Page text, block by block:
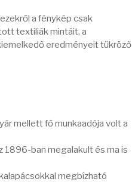
a fénykép csak
textiliák mintáit, a
eredményeit tükröző
mellett fő munkaadója volt a
1896-ban megalakult és ma is
megbízható